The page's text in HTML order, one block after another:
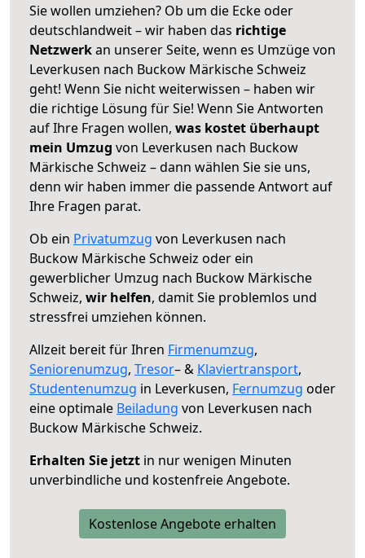
Sie wollen umziehen? Ob um die Ecke oder
deutschlandweit – wir haben das richtige
Netzwerkan unserer Seite, wenn es Umzüge von
Leverkusen nach Buckow Märkische Schweiz
geht! Wenn Sie nicht weiterwissen – haben wir
die richtige Lösung für Sie! Wenn Sie Antworten
auf Ihre Fragen wollen, was kostet überhaupt
mein Umzug von Leverkusen nach Buckow
Märkische Schweiz – dann wählen Sie sie uns,
denn wir haben immer die passende Antwort auf
Ihre Fragen parat.
Ob ein Privatumzug von Leverkusen nach
Buckow Märkische Schweiz oder ein
gewerblicher Umzug nach Buckow Märkische
Schweiz, wir helfen, damit Sie problemlos und
stressfrei umziehen können.
Allzeit bereit für Ihren Firmenumzug,
Seniorenumzug, Tresor– & Klaviertransport,
Studentenumzug in Leverkusen, Fernumzug oder
eine optimale Beiladung von Leverkusen nach
Buckow Märkische Schweiz.
Erhalten Sie jetzt in nur wenigen Minuten
unverbindliche und kostenfreie Angebote.
Kostenlose Angebote erhalten